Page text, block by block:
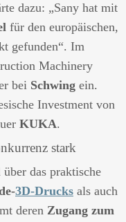
dazu: „Sany hat mit
für den europäischen,
gefunden“. Im
Machinery
bei Schwing ein.
Investment von
KUKA.
stark
das praktische
3D-Drucks als auch
deren Zugang zum